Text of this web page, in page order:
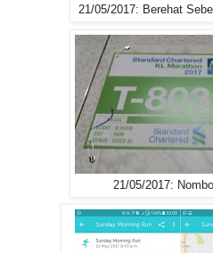
21/05/2017: Berehat
21/05/2017: